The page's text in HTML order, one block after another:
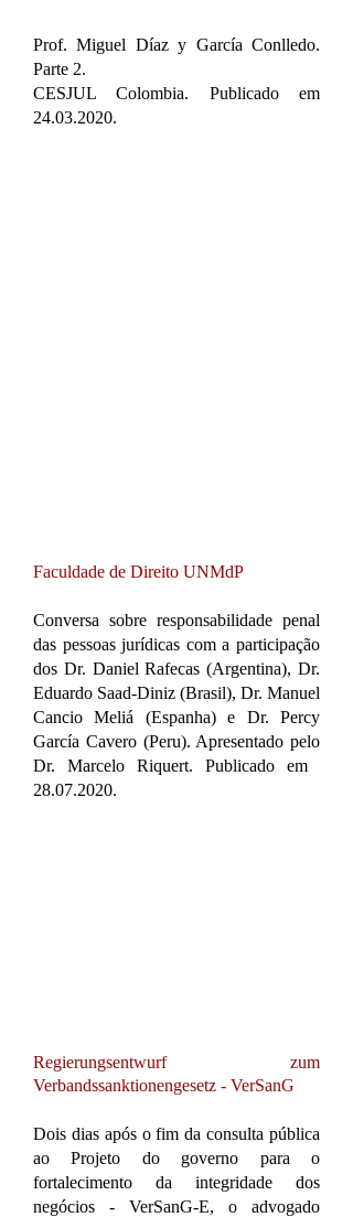
Prof. Miguel Díaz y García Conlledo.
Parte 2.
CESJUL Colombia. Publicado em
24.03.2020.
Faculdade de Direito UNMdP
Conversa sobre responsabilidade penal
das pessoas jurídicas com a participação
dos Dr. Daniel Rafecas (Argentina), Dr.
Eduardo Saad-Diniz (Brasil), Dr. Manuel
Cancio Meliá (Espanha) e Dr. Percy
García Cavero (Peru). Apresentado pelo
Dr. Marcelo Riquert. Publicado em ​
28.07.2020.
Regierungsentwurf zum
Verbandssanktionengesetz - VerSanG
Dois dias após o fim da consulta pública
ao Projeto do governo para o
fortalecimento da integridade dos
negócios - VerSanG-E, o advogado